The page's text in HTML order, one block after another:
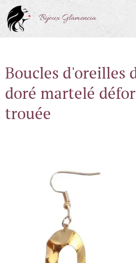
Bijoux Glamencia
Boucles d'oreilles
doré martelé
trouée